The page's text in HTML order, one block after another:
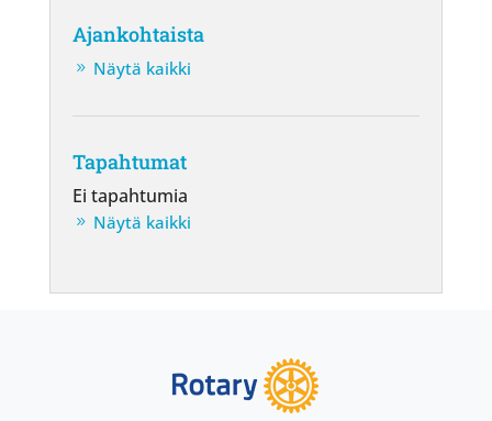
Ajankohtaista
Näytä kaikki
Tapahtumat
Ei tapahtumia
Näytä kaikki